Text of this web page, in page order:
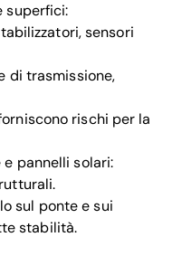
superfici:
sensori
di trasmissione,
rischi per la
pannelli solari:
sul ponte e sui
stabilità.